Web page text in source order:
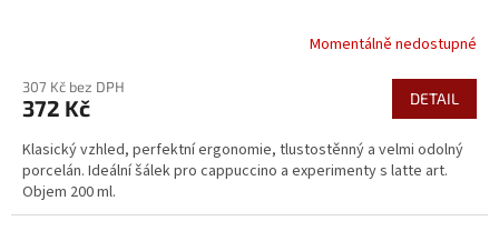
Momentálně nedostupné
307 Kč bez DPH
372 Kč DETAIL
Klasický vzhled, perfektní ergonomie, tlustostěnný a velmi odolný
porcelán. Ideální šálek pro cappuccino a experimenty s latte art.
Objem 200 ml.